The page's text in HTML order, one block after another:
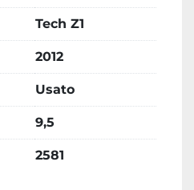
Tech Z1
2012
Usato
9,5
2581